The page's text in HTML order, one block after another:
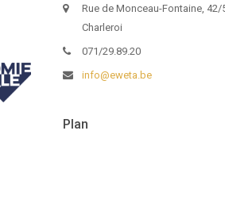
Rue de Monceau-Fontaine, 42/
Charleroi
071/29.89.20
info@eweta.be
Plan